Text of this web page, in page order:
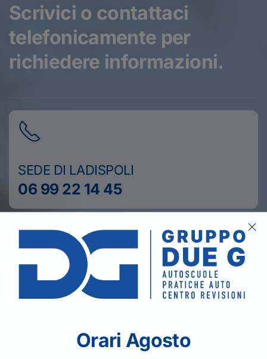
Scrivici o contattaci
telefonicamente per
richiedere informazioni.
SEDE DI LADISPOLI
06 99 22 14 45
SEDE DI CERVETERI
Orari Agosto